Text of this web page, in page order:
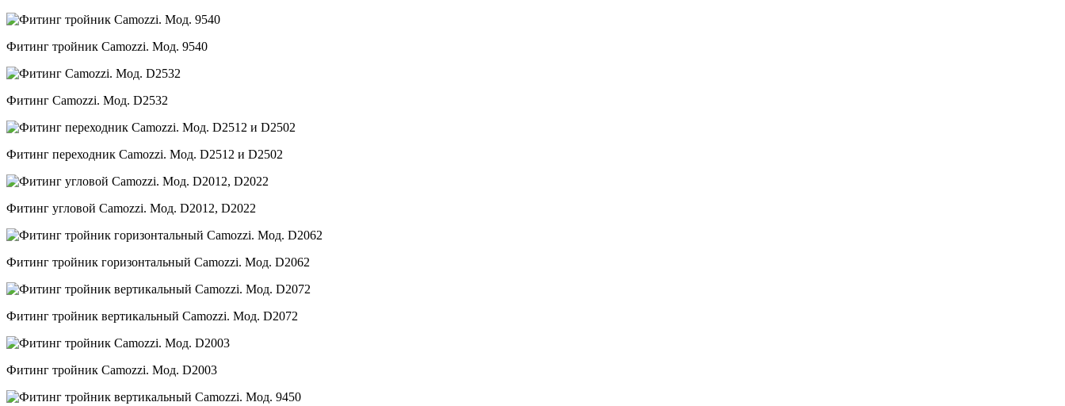
Фитинг тройник Camozzi. Мод. 9540
Фитинг Camozzi. Мод. D2532
Фитинг переходник Camozzi. Мод. D2512 и D2502
Фитинг угловой Camozzi. Мод. D2012, D2022
Фитинг тройник горизонтальный Camozzi. Мод. D2062
Фитинг тройник вертикальный Camozzi. Мод. D2072
Фитинг тройник Camozzi. Мод. D2003